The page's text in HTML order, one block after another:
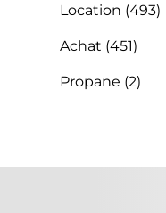
Location (493)
Achat (451)
Propane (2)